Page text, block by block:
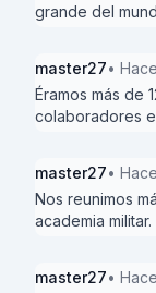
grande del
master27•
Éramos más de
colaboradores
master27•
Nos reunimos
academia militar.
master27•